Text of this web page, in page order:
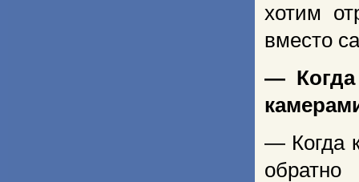
хотим
вместо
— Когда
— Когда